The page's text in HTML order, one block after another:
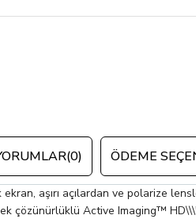
(0) ÖDEME
aşırı açılardan ve polarize
çözünürlüklü Active Imaging™